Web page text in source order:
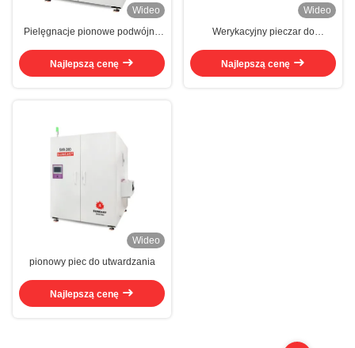
Wideo
Pielęgnacje pionowe podwójne
Najlepszą cenę
Wideo
Werykacyjny pieczar do
Najlepszą cenę
Wideo
pionowy piec do utwardzania
Najlepszą cenę